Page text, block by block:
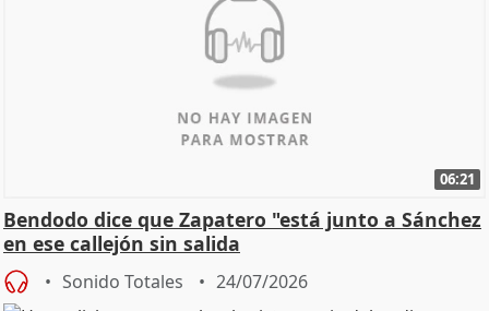
06:21
Bendodo dice que Zapatero "está junto a Sánchez
en ese callejón sin salida
Sonido Totales 24/07/2026